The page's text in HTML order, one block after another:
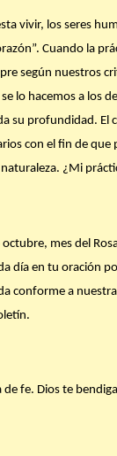
vivir, los seres
Cuando la
según nuestros
lo hacemos a los
su profundidad. El
con el fin de
¿Mi
mes del
día en tu oración
conforme a
fe. Dios te